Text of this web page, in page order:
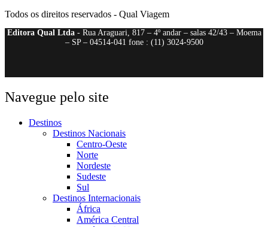
Todos os direitos reservados - Qual Viagem
Editora Qual Ltda- Rua Araguari, 817 – 4º andar – salas 42/43 – Moema
– SP – 04514-041 fone : (11) 3024-9500
Navegue pelo site
Destinos
Destinos Nacionais
Centro-Oeste
Norte
Nordeste
Sudeste
Sul
Destinos Internacionais
África
América Central